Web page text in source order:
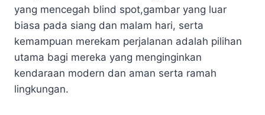
yang mencegah blind spot,gambar yang luar
biasa pada siang dan malam hari, serta
kemampuan merekam perjalanan adalah pilihan
utama bagi mereka yang menginginkan
kendaraan modern dan aman serta ramah
lingkungan.